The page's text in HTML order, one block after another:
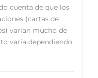
cuenta de que los
(cartas de
varían mucho de
varía dependiendo